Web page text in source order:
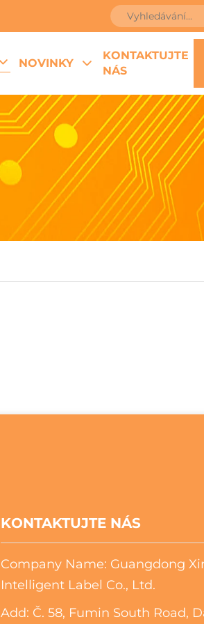
NOVINKY
KONTAKTUJTE
NÁS
KONTAKTUJTE NÁS
Company Name: Guangdong
Intelligent Label Co., Ltd.
Add: Č. 58, Fumin South Road,